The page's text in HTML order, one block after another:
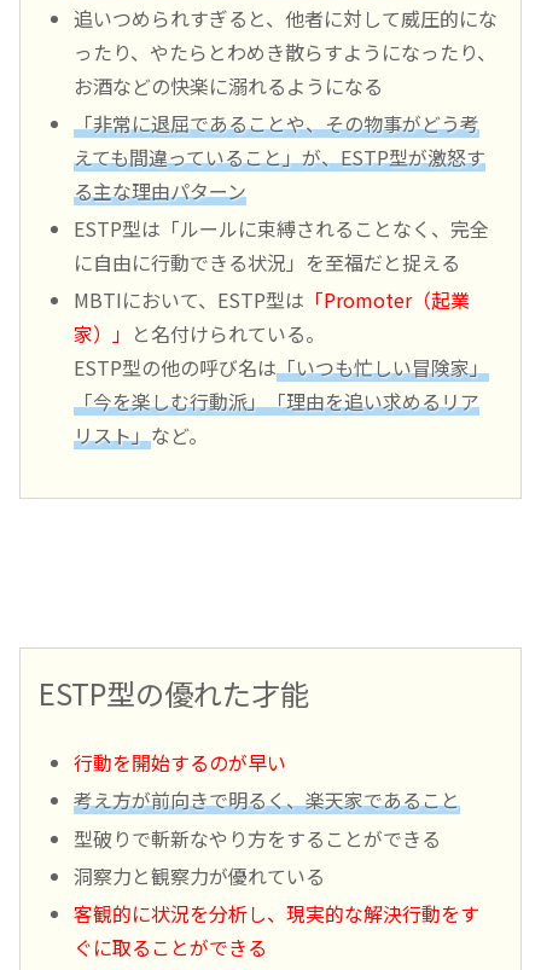
追いつめられすぎると、他者に対して威圧的にな
ったり、やたらとわめき散らすようになったり、
お酒などの快楽に溺れるようになる
「非常に退屈であることや、その物事がどう考
えても間違っていること」が、ESTP型が激怒す
る主な理由パターン
ESTP型は「ルールに束縛されることなく、完全
に自由に行動できる状況」を至福だと捉える
MBTIにおいて、ESTP型は 「Promoter（起業
家）」 と名付けられている。
ESTP型の他の呼び名は「いつも忙しい冒険家」
「今を楽しむ行動派」「理由を追い求めるリア
リスト」など。
ESTP型の優れた才能
行動を開始するのが早い
考え方が前向きで明るく、楽天家であること
型破りで斬新なやり方をすることができる
洞察力と観察力が優れている
客観的に状況を分析し、現実的な解決行動をす
ぐに取ることができる